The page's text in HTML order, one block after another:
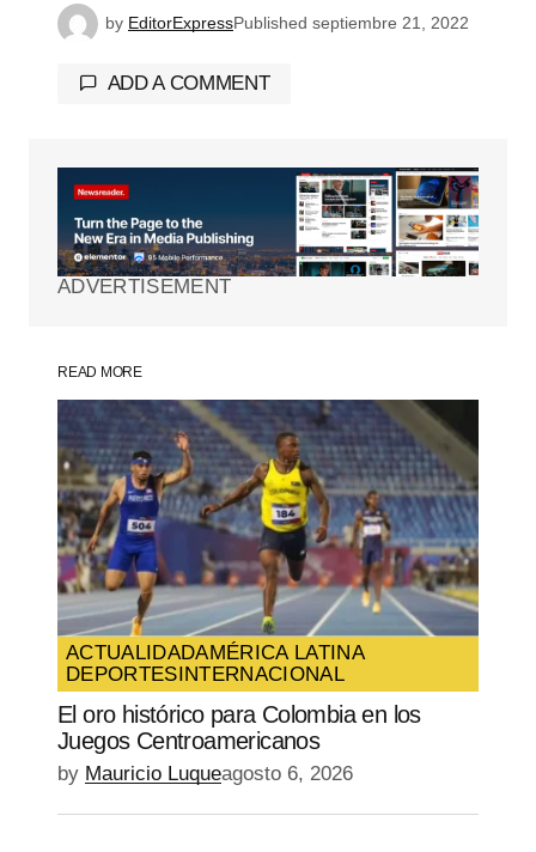
by EditorExpressPublished septiembre 21, 2022
ADD A COMMENT
Tu dirección de correo electrónico no será
Los campos obligatorios están
marcados con*
Your Name*
Your E-mail*
Guarda mi nombre, correo electrónico y
web en este navegador para la próxima
vez que comente.
SUBMIT COMMENT
ADVERTISEMENT
READ MORE
ACTUALIDADAMÉRICA LATINA
DEPORTESINTERNACIONAL
El oro histórico para Colombia en los
Juegos Centroamericanos
by Mauricio Luqueagosto 6, 2026